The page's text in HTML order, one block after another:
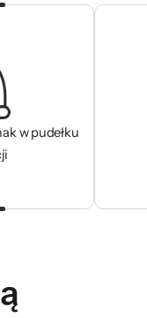
w pudełku